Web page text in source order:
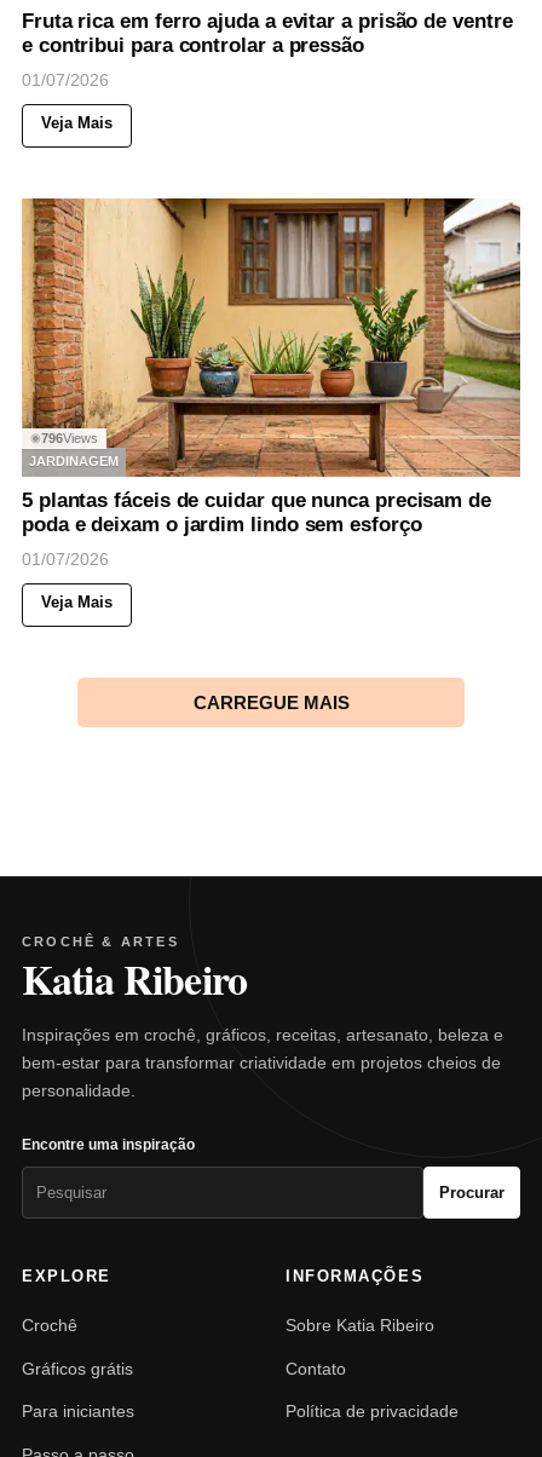
Fruta rica em ferro ajuda a evitar a prisão de ventre
e contribui para controlar a pressão
01/07/2026
Veja Mais
◉796Views
JARDINAGEM
5 plantas fáceis de cuidar que nunca precisam de
poda e deixam o jardim lindo sem esforço
01/07/2026
Veja Mais
CARREGUE MAIS
CROCHÊ & ARTES
Katia Ribeiro
Inspirações em crochê, gráficos, receitas, artesanato, beleza e
bem-estar para transformar criatividade em projetos cheios de
personalidade.
Encontre uma inspiração
Procurar
EXPLORE
Crochê
Gráficos grátis
Para iniciantes
INFORMAÇÕES
Sobre Katia Ribeiro
Contato
Política de privacidade